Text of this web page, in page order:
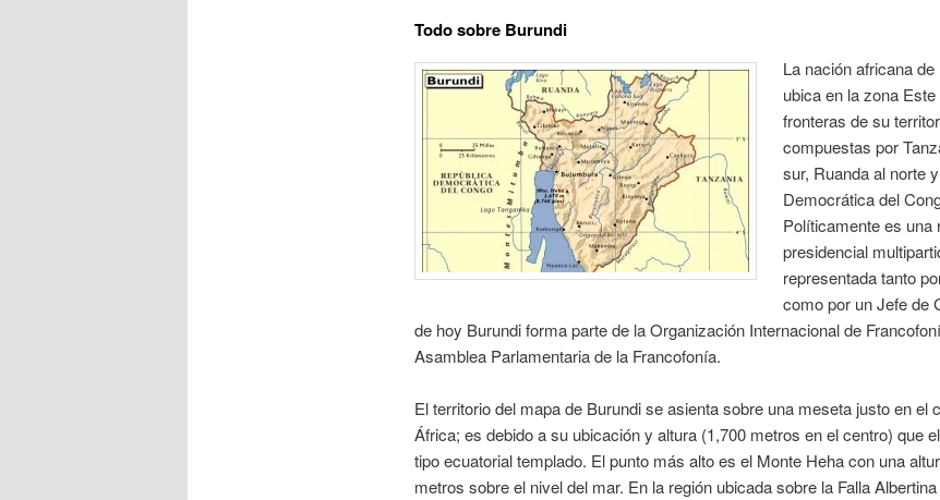
Todo sobre Burundi
La nación africana
ubica en la zona
fronteras de su
compuestas por
sur, Ruanda al norte
Democrática del
Políticamente es una
presidencial
representada tanto
como por un Jefe de
de hoy Burundi forma parte de la Organización Internacional de
Asamblea Parlamentaria de la Francofonía.
El territorio del mapa de Burundi se asienta sobre una meseta justo en el
África; es debido a su ubicación y altura (1,700 metros en el centro) que
tipo ecuatorial templado. El punto más alto es el Monte Heha con una
metros sobre el nivel del mar. En la región ubicada sobre la Falla